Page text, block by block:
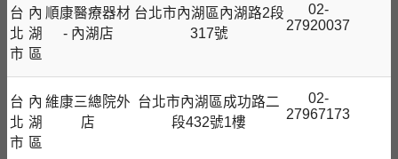
台
北
市
內
湖
區
順康醫療器材
- 內湖店
台北市內湖區內湖路2段
317號
02-
27920037
台
北
市
內
湖
區
維康三總院外
店
台北市內湖區成功路二
段432號1樓
02-
27967173